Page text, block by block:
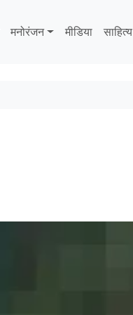
मनोरंजन मीडिया साहित्‍य